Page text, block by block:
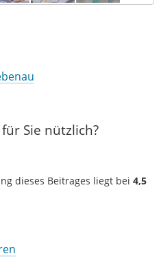
Sie nützlich?
dieses Beitrages liegt bei 4,5